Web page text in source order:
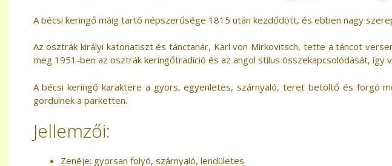
A bécsi keringő máig tartó népszerűsége 1815 után kezdődött, és ebben nagy
Az osztrák királyi katonatiszt és tánctanár, Karl von Mirkovitsch, tette a táncot
meg 1951-ben az osztrák keringőtradíció és az angol stílus összekapcsolódását, így
A bécsi keringő karaktere a gyors, egyenletes, szárnyaló, teret betöltő és forgó
gördülnek a parketten.
Jellemzői:
Zenéje: gyorsan folyó, szárnyaló, lendületes